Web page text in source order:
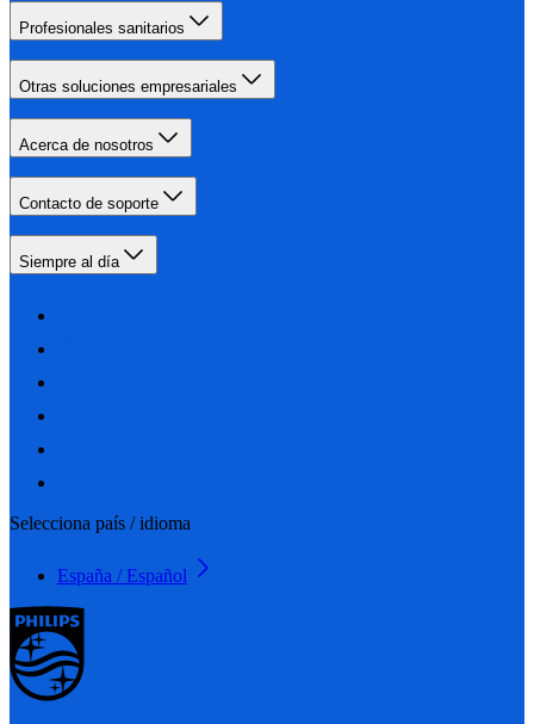
Profesionales sanitarios
Otras soluciones empresariales
Acerca de nosotros
Contacto de soporte
Siempre al día
Selecciona país / idioma
España / Español